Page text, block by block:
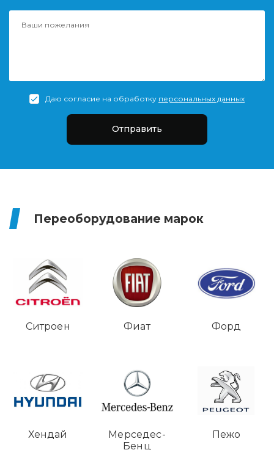
Даю согласие на обработку персональных данных
Отправить
Переоборудование марок
Ситроен Фиат Форд
Хендай
Мерседес-
Бенц
Пежо